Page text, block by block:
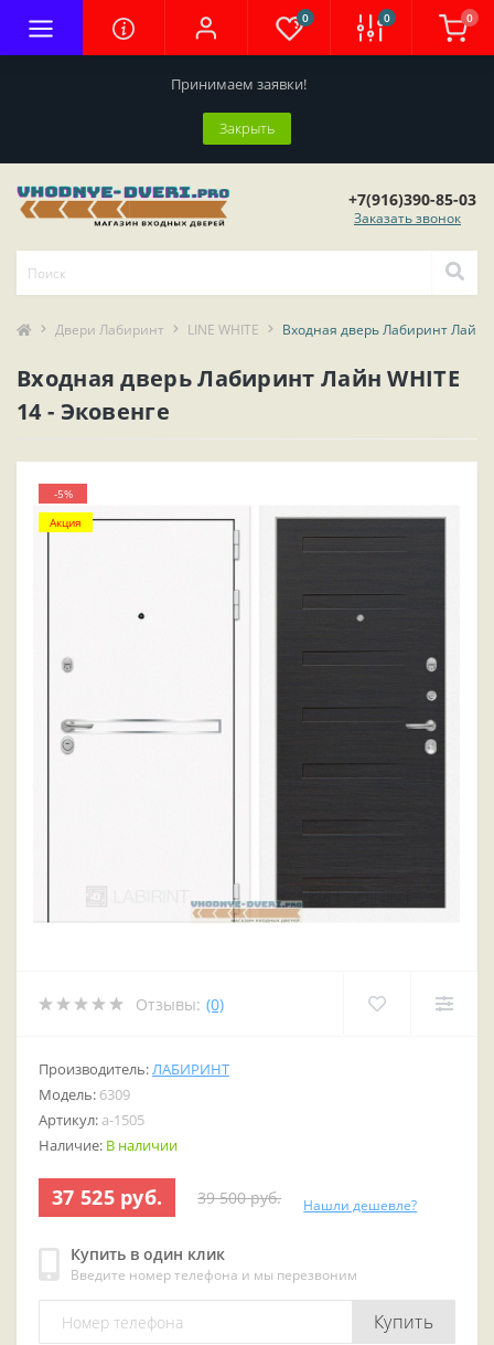
Принимаем заявки!
Закрыть
0 0 0
+7(916)390-85-03
Заказать звонок
Двери Лабиринт LINE WHITE Входная дверь Лабиринт Лайн
Входная дверь Лабиринт Лайн WHITE
14 - Эковенге
-5%
Акция
Отзывы: (0)
Производитель:ЛАБИРИНТ
Модель: 6309
Артикул: a-1505
Наличие: В наличии
37 525 руб. 39 500 руб. Нашли дешевле?
Купить в один клик
Введите номер телефона и мы перезвоним
Купить